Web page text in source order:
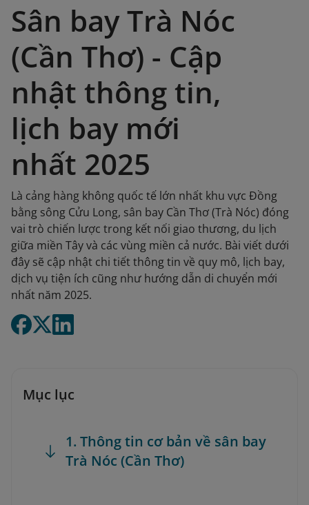
Sân bay Trà Nóc
(Cần Thơ) - Cập
nhật thông tin,
lịch bay mới
nhất 2025
Là cảng hàng không quốc tế lớn nhất khu vực Đồng
bằng sông Cửu Long, sân bay Cần Thơ (Trà Nóc) đóng
vai trò chiến lược trong kết nối giao thương, du lịch
giữa miền Tây và các vùng miền cả nước. Bài viết dưới
đây sẽ cập nhật chi tiết thông tin về quy mô, lịch bay,
dịch vụ tiện ích cũng như hướng dẫn di chuyển mới
nhất năm 2025.
Mục lục
1. Thông tin cơ bản về sân bay
Trà Nóc (Cần Thơ)